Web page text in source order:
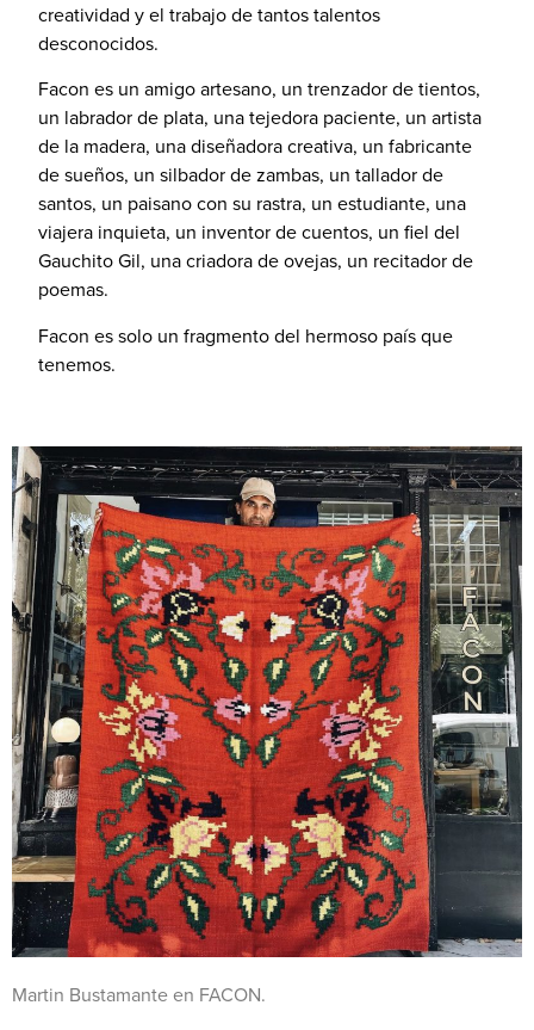
creatividad y el trabajo de tantos talentos
desconocidos.
Facon es un amigo artesano, un trenzador de tientos,
un labrador de plata, una tejedora paciente, un artista
de la madera, una diseñadora creativa, un fabricante
de sueños, un silbador de zambas, un tallador de
santos, un paisano con su rastra, un estudiante, una
viajera inquieta, un inventor de cuentos, un fiel del
Gauchito Gil, una criadora de ovejas, un recitador de
poemas.
Facon es solo un fragmento del hermoso país que
tenemos.
Martin Bustamante en FACON.